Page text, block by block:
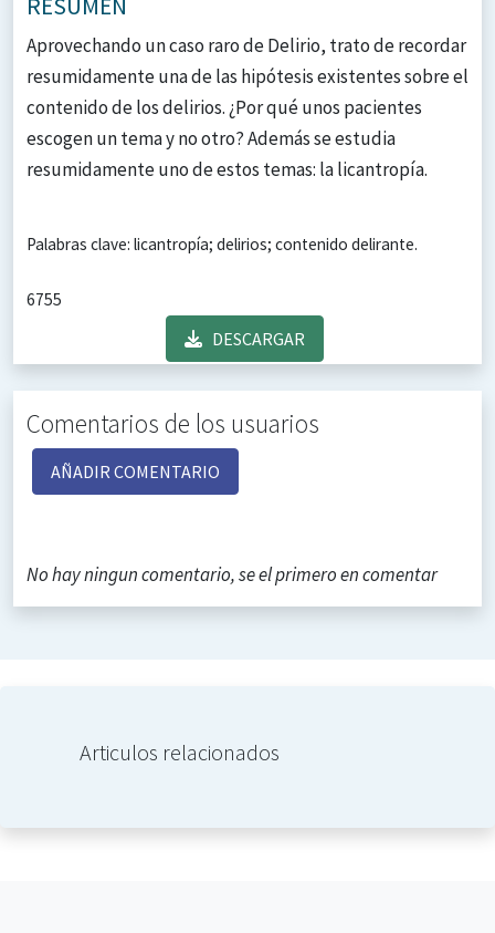
RESUMEN
Aprovechando un caso raro de Delirio, trato de recordar
resumidamente una de las hipótesis existentes sobre el
contenido de los delirios. ¿Por qué unos pacientes
escogen un tema y no otro? Además se estudia
resumidamente uno de estos temas: la licantropía.
Palabras clave: licantropía; delirios; contenido delirante.
6755
DESCARGAR
Comentarios de los usuarios
AÑADIR COMENTARIO
No hay ningun comentario, se el primero en comentar
Articulos relacionados